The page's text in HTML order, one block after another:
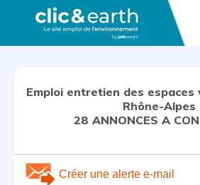
Emploi entretien des
Rhône-Alpes
28 ANNONCES A
Créer une alerte e-mail